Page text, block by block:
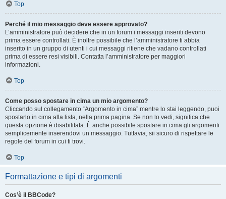
Top
Perché il mio messaggio deve essere approvato?
L’amministratore può decidere che in un forum i messaggi inseriti devono
prima essere controllati. È inoltre possibile che l’amministratore ti abbia
inserito in un gruppo di utenti i cui messaggi ritiene che vadano controllati
prima di essere resi visibili. Contatta l’amministratore per maggiori
informazioni.
Top
Come posso spostare in cima un mio argomento?
Cliccando sul collegamento “Argomento in cima” mentre lo stai leggendo, puoi
spostarlo in cima alla lista, nella prima pagina. Se non lo vedi, significa che
questa opzione è disabilitata. È anche possibile spostare in cima gli argomenti
semplicemente inserendovi un messaggio. Tuttavia, sii sicuro di rispettare le
regole del forum in cui ti trovi.
Top
Formattazione e tipi di argomenti
Cos’è il BBCode?